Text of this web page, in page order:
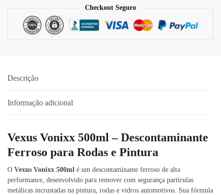
Checkout Seguro
Descrição
Informação adicional
Vexus Vonixx 500ml – Descontaminante
Ferroso para Rodas e Pintura
O Vexus Vonixx 500ml é um descontaminante ferroso de alta
performance, desenvolvido para remover com segurança partículas
metálicas incrustadas na pintura, rodas e vidros automotivos. Sua fórmula